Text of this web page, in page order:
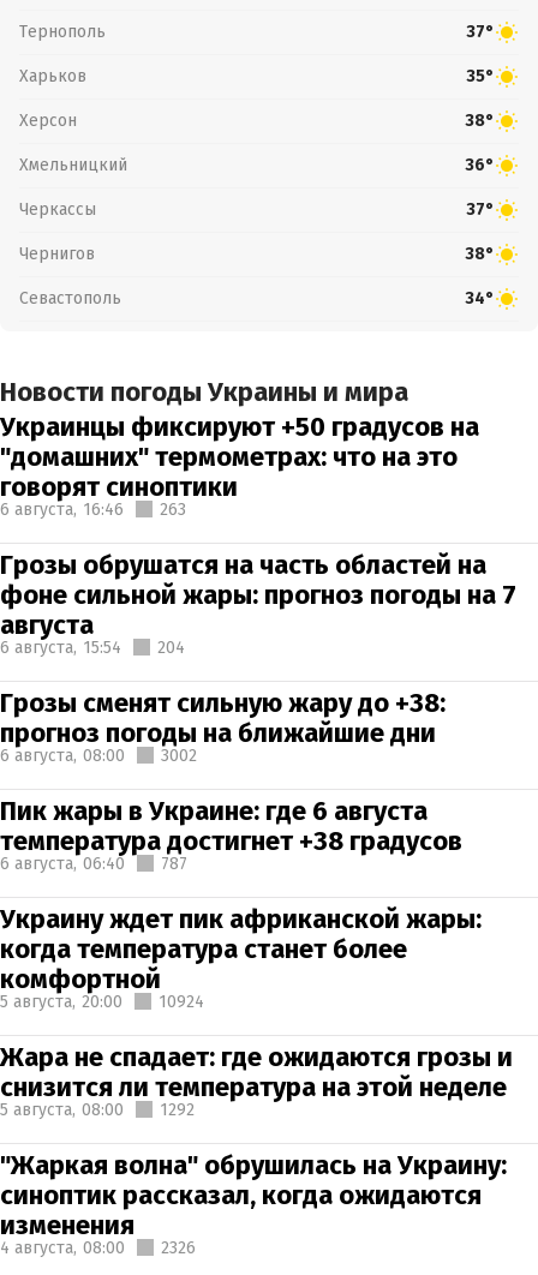
Тернополь 37°
Харьков 35°
Херсон 38°
Хмельницкий 36°
Черкассы 37°
Чернигов 38°
Севастополь 34°
Новости погоды Украины и мира
Украинцы фиксируют +50 градусов на
"домашних" термометрах: что на это
говорят синоптики
6 августа, 16:46 263
Грозы обрушатся на часть областей на
фоне сильной жары: прогноз погоды на 7
августа
6 августа, 15:54 204
Грозы сменят сильную жару до +38:
прогноз погоды на ближайшие дни
6 августа, 08:00 3002
Пик жары в Украине: где 6 августа
температура достигнет +38 градусов
6 августа, 06:40 787
Украину ждет пик африканской жары:
когда температура станет более
комфортной
5 августа, 20:00 10924
Жара не спадает: где ожидаются грозы и
снизится ли температура на этой неделе
5 августа, 08:00 1292
"Жаркая волна" обрушилась на Украину:
синоптик рассказал, когда ожидаются
изменения
4 августа, 08:00 2326